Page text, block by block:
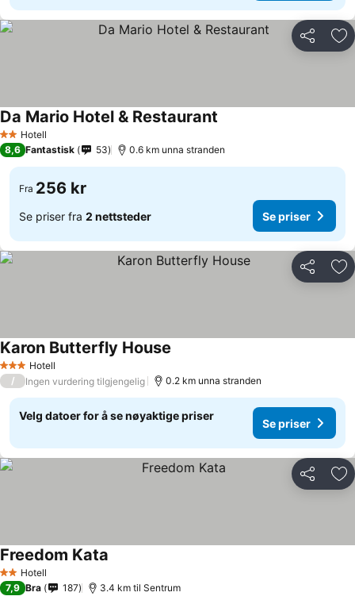
Del
2 Stjerner
Hotell
Da Mario Hotel & Restaurant
8,6 Fantastisk 53 0.6 km unna stranden
Fra 256 kr
Se priser fra 2 nettsteder Se priser
Del
3 StjernerHotell
Karon Butterfly House
/ Ingen vurdering tilgjengelig 0.2 km unna stranden
Velg datoer for å se nøyaktige priser
Se priser
Del
2 Stjerner
Hotell
Freedom Kata
7,9 Bra 187 3.4 km til Sentrum